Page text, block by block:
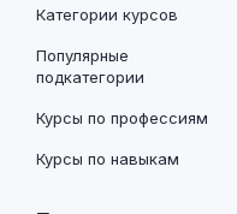
Категории курсов
Популярные
подкатегории
Курсы по профессиям
Курсы по навыкам